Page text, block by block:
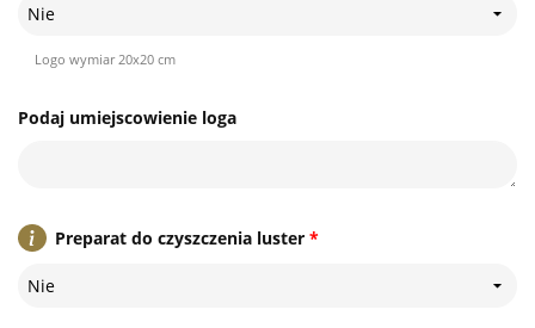
Nie
Logo wymiar 20x20 cm
Podaj umiejscowienie loga
*
Preparat do czyszczenia luster
Nie